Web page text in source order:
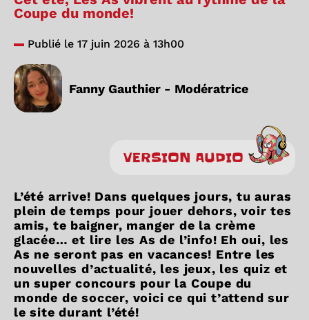
Coupe du monde!
Publié le 17 juin 2026 à 13h00
Fanny Gauthier - Modératrice
VERSION AUDIO
L’été arrive! Dans quelques jours, tu auras
plein de temps pour jouer dehors, voir tes
amis, te baigner, manger de la crème
glacée… et lire les As de l’info! Eh oui, les
As ne seront pas en vacances! Entre les
nouvelles d’actualité, les jeux, les quiz et
un super concours pour la Coupe du
monde de soccer, voici ce qui t’attend sur
le site durant l’été!